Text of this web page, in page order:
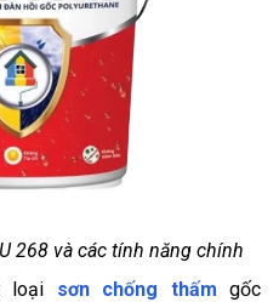
268 và các tính năng chính
loại sơn chống thấm gốc